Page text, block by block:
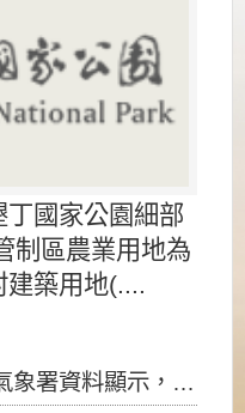
國家公園細部
制區農業用地為
築用地(....
持續接近臺灣，請密切注意動向及早完成防災應變準備